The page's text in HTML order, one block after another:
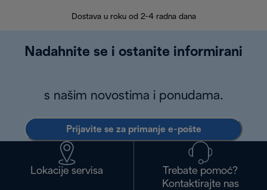
Dostava u roku od 2-4 radna dana
Nadahnite se i ostanite informirani
s našim novostima i ponudama.
Prijavite se za primanje e-pošte
Lokacije servisa
Trebate pomoć?
Kontaktirajte nas